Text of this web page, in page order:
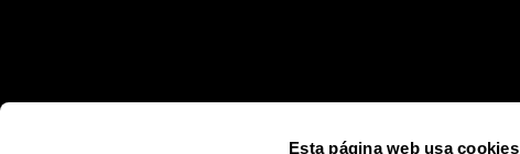
Esta página web usa cookies